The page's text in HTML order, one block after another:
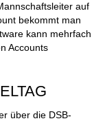
auf
bekommt man
kann mehrfach
Accounts
über die DSB-